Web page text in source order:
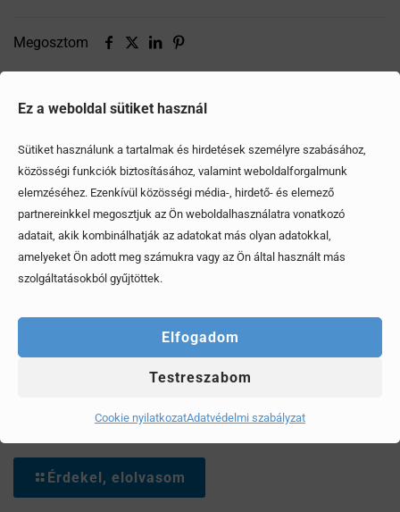
Ez a weboldal sütiket használ
Sütiket használunk a tartalmak és hirdetések személyre szabásához,
közösségi funkciók biztosításához, valamint weboldalforgalmunk
elemzéséhez. Ezenkívül közösségi média-, hirdető- és elemező
partnereinkkel megosztjuk az Ön weboldalhasználatra vonatkozó
adatait, akik kombinálhatják az adatokat más olyan adatokkal,
amelyeket Ön adott meg számukra vagy az Ön által használt más
szolgáltatásokból gyűjtöttek.
Elfogadom
Testreszabom
Cookie nyilatkozatAdatvédelmi szabályzat
Megosztom
Ezek is érdekelhetik
Érdekel, elolvasom